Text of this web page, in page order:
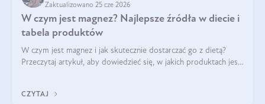
Zaktualizowano 25 cze 2026
W czym jest magnez? Najlepsze źródła w diecie i
tabela produktów
W czym jest magnez i jak skutecznie dostarczać go z dietą?
Przeczytaj artykuł, aby dowiedzieć się, w jakich produktach jest
CZYTAJ